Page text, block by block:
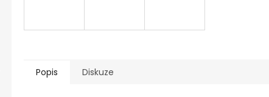
Popis Diskuze